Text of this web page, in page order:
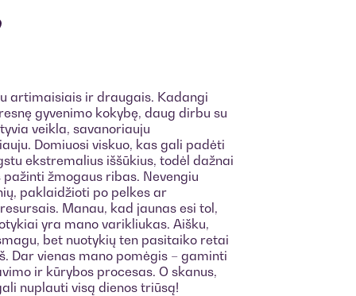
artimaisiais ir draugais. Kadangi
gyvenimo kokybę, daug dirbu su
veikla, savanoriauju
Domiuosi viskuo, kas gali padėti
ekstremalius iššūkius, todėl dažnai
žmogaus ribas. Nevengiu
paklaidžioti po pelkes ar
Manau, kad jaunas esi tol,
yra mano varikliukas. Aišku,
bet nuotykių ten pasitaiko retai
Dar vienas mano pomėgis – gaminti
ir kūrybos procesas. O skanus,
nuplauti visą dienos triūsą!